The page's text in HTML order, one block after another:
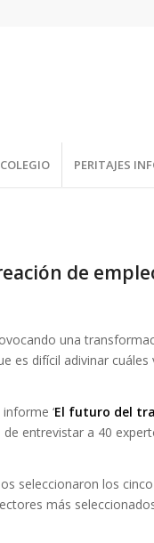
PERITAJES
de
una
es difícil adivinar
informe ‘El futuro del
entrevistar a 40
seleccionaron los
más